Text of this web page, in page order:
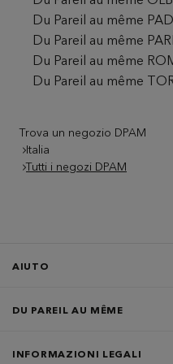
Du Pareil au même
Du Pareil au même
Du Pareil au même
Du Pareil au même
Trova un negozio DPAM
Italia
Tutti i negozi DPAM
AIUTO
DU PAREIL AU MÊME
INFORMAZIONI LEGALI